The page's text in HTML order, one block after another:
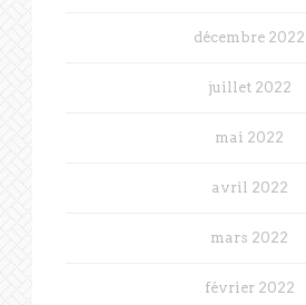
décembre 2022
juillet 2022
mai 2022
avril 2022
mars 2022
février 2022